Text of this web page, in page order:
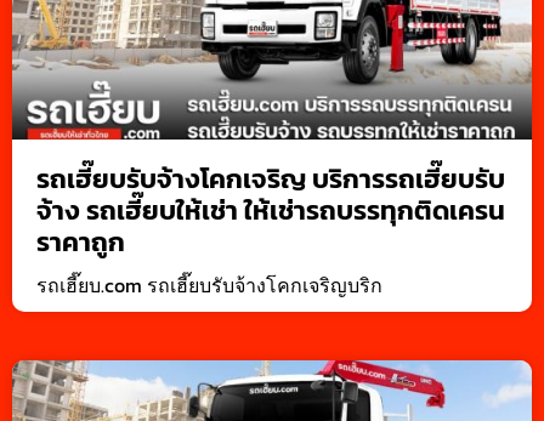
รถเฮี๊ยบรับจ้างโคกเจริญ บริการรถเฮี๊ยบรับ
จ้าง รถเฮี๊ยบให้เช่า ให้เช่ารถบรรทุกติดเครน
ราคาถูก
รถเฮี๊ยบ.com รถเฮี๊ยบรับจ้างโคกเจริญบริก